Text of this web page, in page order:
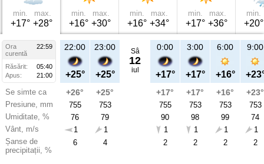
iulie
2025
Județul
Ilfov
min.
+17°
max.
+28°
min.
+16°
max.
+30°
min.
+16°
max.
+34°
min.
+17°
max.
+36°
min.
+20°
Ora
22:59
curentă
Răsărit:
05:40
Apus:
21:00
Se simte ca
Presiune, mm
Umiditate, %
Vânt, m/s
Șanse de
precipitații, %
22:00
+25°
+26°
755
76
1
6
23:00
+25°
+25°
753
79
1
4
Sâ
12
iul
0:00
+17°
+17°
755
90
1
2
3:00
+17°
+17°
753
98
1
2
6:00
+16°
+16°
753
99
1
2
9:00
+23°
753
74
1
2